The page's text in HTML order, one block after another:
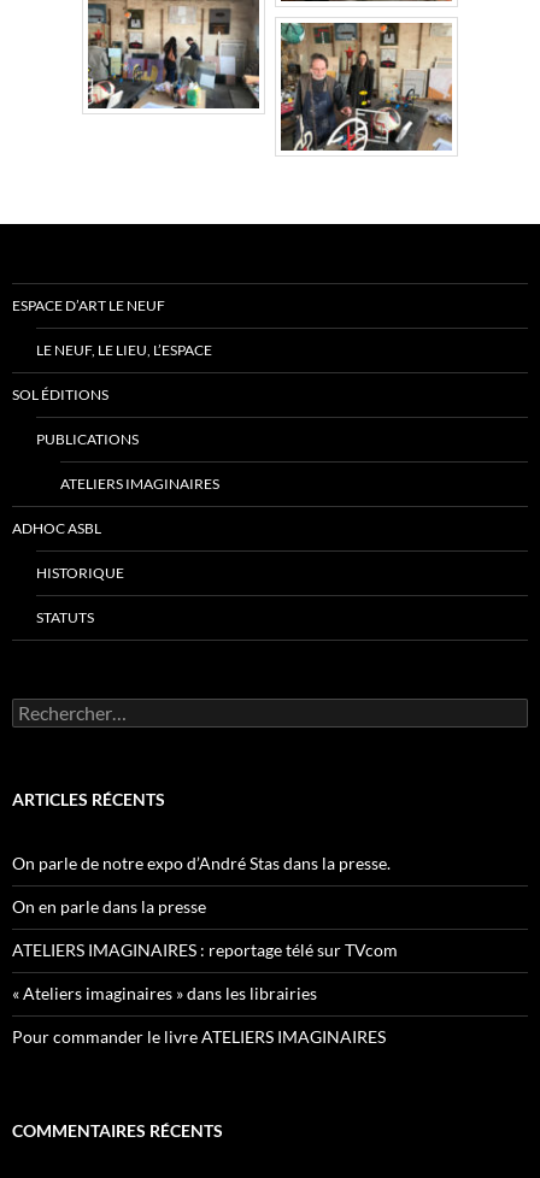
ESPACE D’ART LE NEUF
LE NEUF, LE LIEU, L’ESPACE
SOL ÉDITIONS
PUBLICATIONS
ATELIERS IMAGINAIRES
ADHOC ASBL
HISTORIQUE
STATUTS
Rechercher :
ARTICLES RÉCENTS
On parle de notre expo d’André Stas dans la presse.
On en parle dans la presse
ATELIERS IMAGINAIRES : reportage télé sur TVcom
« Ateliers imaginaires » dans les librairies
Pour commander le livre ATELIERS IMAGINAIRES
COMMENTAIRES RÉCENTS